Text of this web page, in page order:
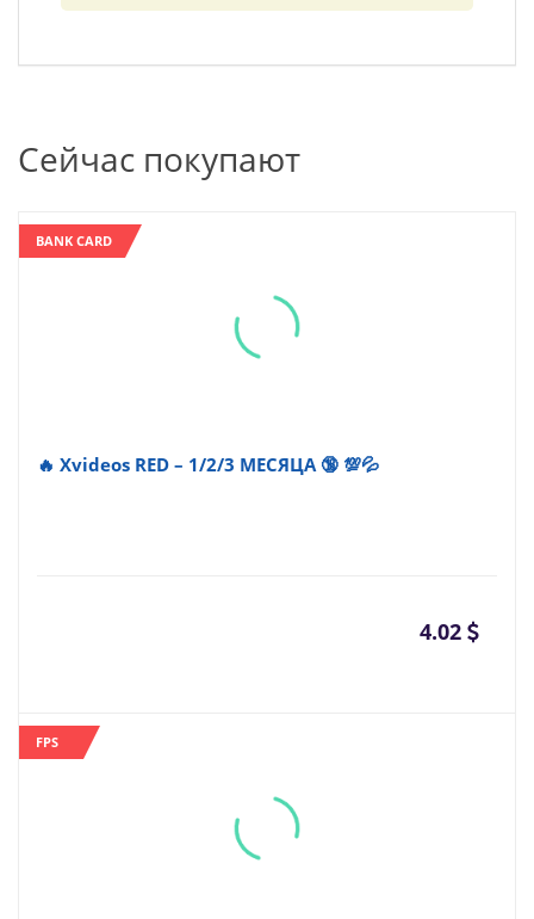
Сейчас покупают
BANK CARD
🔥 Xvideos RED – 1/2/3 МЕСЯЦА 🔞 💯💦
4.02
FPS